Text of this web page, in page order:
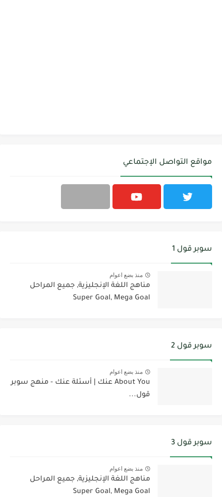
مواقع التواصل الإجتماعي
سوبر قول 1
منذ بضع اعوام
مناهج اللغة الإنجليزية, جميع المراحل
Super Goal, Mega Goal
سوبر قول 2
منذ بضع اعوام
About You عنك | أسئلة عنك - منهج سوبر
قول...
سوبر قول 3
منذ بضع اعوام
مناهج اللغة الإنجليزية, جميع المراحل
Super Goal, Mega Goal